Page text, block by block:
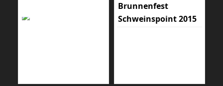
Brunnenfest
Schweinspoint 2015